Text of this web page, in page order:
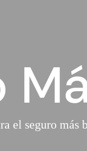
el seguro más